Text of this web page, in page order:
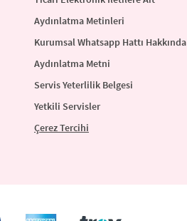
Aydınlatma Metinleri
Kurumsal Whatsapp Hattı Hakkında
Aydınlatma Metni
Servis Yeterlilik Belgesi
Yetkili Servisler
Çerez Tercihi